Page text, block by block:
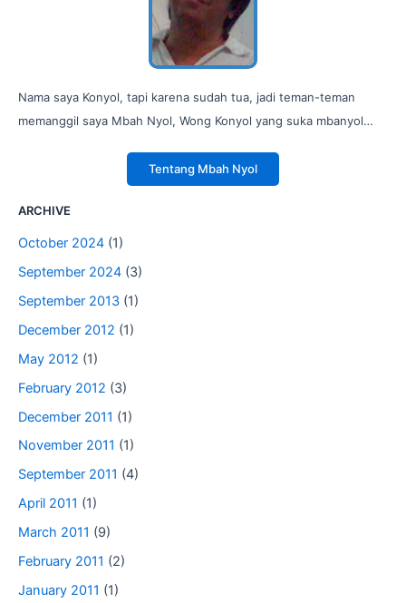
Nama saya Konyol, tapi karena sudah tua, jadi teman-teman
memanggil saya Mbah Nyol, Wong Konyol yang suka mbanyol…
Tentang Mbah Nyol
ARCHIVE
October 2024 (1)
September 2024 (3)
September 2013 (1)
December 2012 (1)
May 2012 (1)
February 2012 (3)
December 2011 (1)
November 2011 (1)
September 2011 (4)
April 2011 (1)
March 2011 (9)
February 2011 (2)
January 2011 (1)